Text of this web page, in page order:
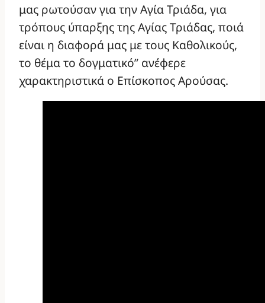
μας ρωτούσαν για την Αγία Τριάδα, για
τρόπους ύπαρξης της Αγίας Τριάδας, ποιά
είναι η διαφορά μας με τους Καθολικούς,
το θέμα το δογματικό” ανέφερε
χαρακτηριστικά ο Επίσκοπος Αρούσας.